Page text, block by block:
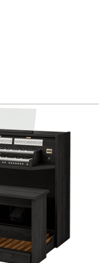
und einer
Durch die erhöhte
näher an den
Details der
elegante
umgibt, fördert
das
Versanddatum